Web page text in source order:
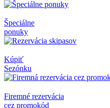
Špeciálne
ponuky
Kúpiť
Sezónku
Firemné rezervácia
cez promokód